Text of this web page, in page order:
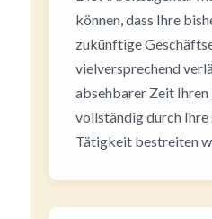
können, dass Ihre
zukünftige
vielversprechend
absehbarer Zeit
vollständig durch
Tätigkeit bestreiten